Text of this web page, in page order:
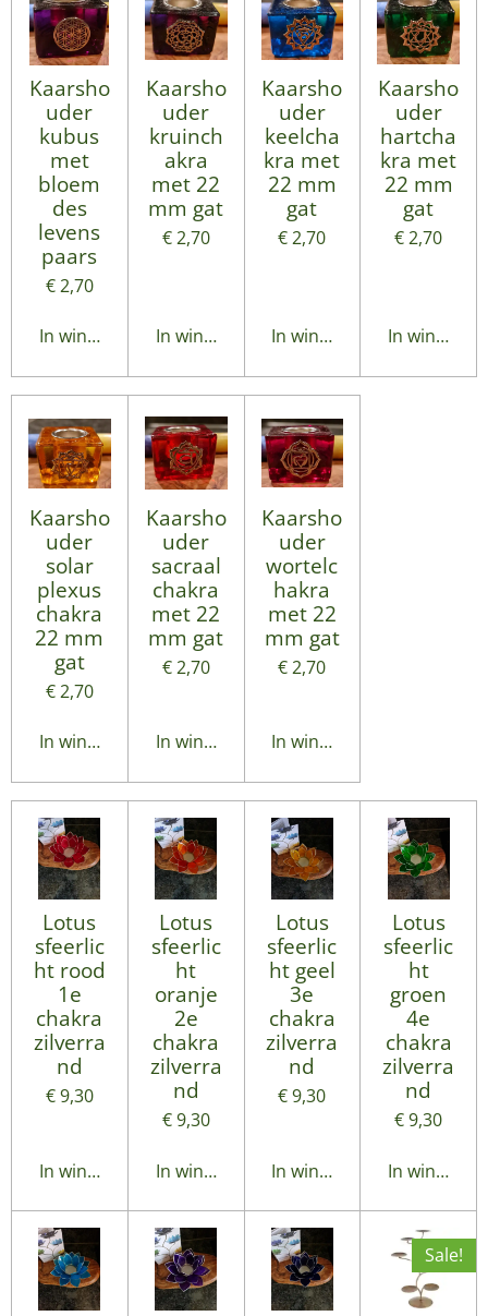
Kaarsho
uder
kubus
met
bloem
des
levens
paars
€ 2,70
In winkelwagen
Kaarsho
uder
kruinch
akra
met 22
mm gat
€ 2,70
In winkelwagen
Kaarsho
uder
keelcha
kra met
22 mm
gat
€ 2,70
In winkelwagen
Kaarsho
uder
hartcha
kra met
22 mm
gat
€ 2,70
In
Kaarsho
uder
solar
plexus
chakra
22 mm
gat
€ 2,70
In winkelwagen
Kaarsho
uder
sacraal
chakra
met 22
mm gat
€ 2,70
In winkelwagen
Kaarsho
uder
wortelc
hakra
met 22
mm gat
€ 2,70
In winkelwagen
Lotus
sfeerlic
ht rood
1e
chakra
zilverra
nd
€ 9,30
In winkelwagen
Lotus
sfeerlic
ht
oranje
2e
chakra
zilverra
nd
€ 9,30
In winkelwagen
Lotus
sfeerlic
ht geel
3e
chakra
zilverra
nd
€ 9,30
In winkelwagen
Lotus
sfeerlic
ht
groen
4e
chakra
zilverra
nd
€ 9,30
In
Sale!